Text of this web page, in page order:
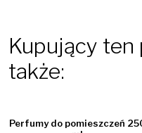
Kupujący
także:
Perfumy do pomieszczeń